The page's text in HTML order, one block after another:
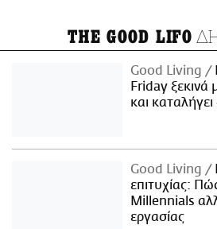
THE GOOD LIFO
Good Living
Friday ξεκινά
και
Good Living
επιτυχίας:
Millennials
εργασίας